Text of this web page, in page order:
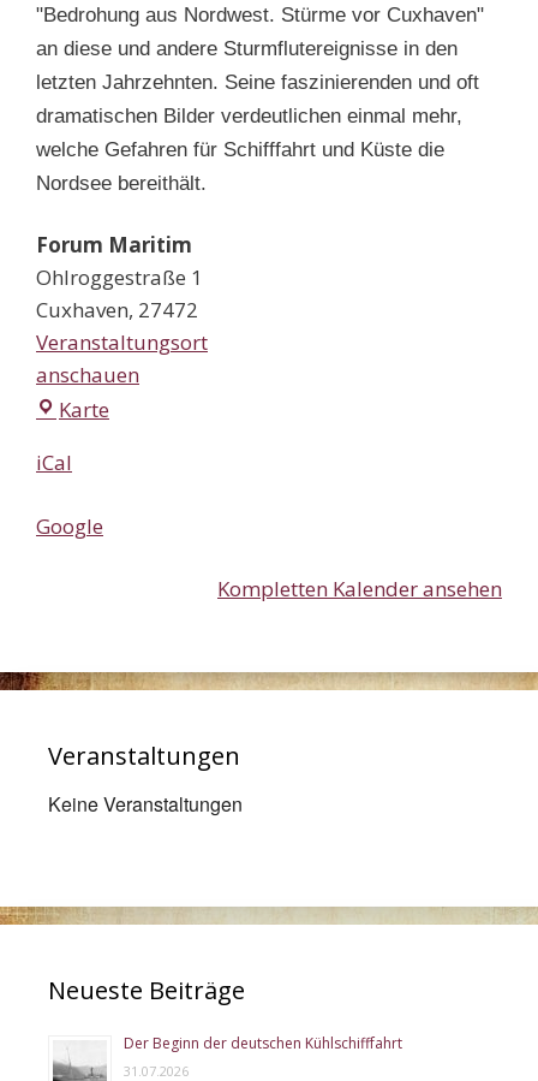
"Bedrohung aus Nordwest. Stürme vor Cuxhaven"
an diese und andere Sturmflutereignisse in den
letzten Jahrzehnten. Seine faszinierenden und oft
dramatischen Bilder verdeutlichen einmal mehr,
welche Gefahren für Schifffahrt und Küste die
Nordsee bereithält.
Forum Maritim
Ohlroggestraße 1
Cuxhaven, 27472
Veranstaltungsort
anschauen
Karte
iCal
Google
Kompletten Kalender ansehen
Veranstaltungen
Keine Veranstaltungen
Neueste Beiträge
Der Beginn der deutschen Kühlschifffahrt
31.07.2026